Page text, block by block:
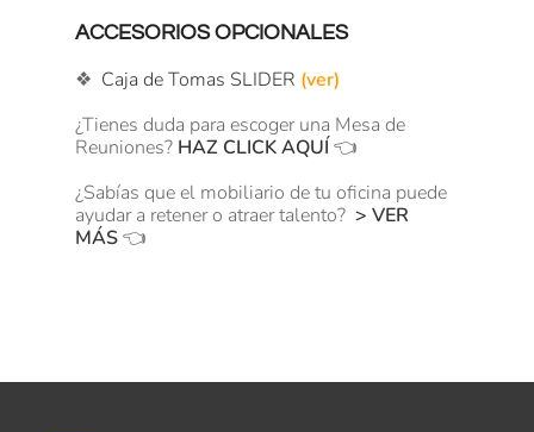
ACCESORIOS OPCIONALES
❖ Caja de Tomas SLIDER (ver)
¿Tienes duda para escoger una Mesa de
Reuniones? HAZ CLICK AQUÍ 👈
¿Sabías que el mobiliario de tu oficina puede
ayudar a retener o atraer talento? > VER
MÁS👈